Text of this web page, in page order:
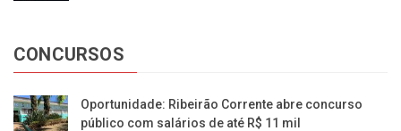
CONCURSOS
Oportunidade: Ribeirão Corrente abre concurso
público com salários de até R$ 11 mil